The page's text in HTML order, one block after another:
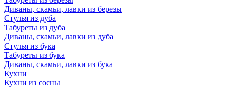
Диваны, скамьи, лавки из березы
Стулья из дуба
Табуреты из дуба
Диваны, скамьи, лавки из дуба
Стулья из бука
Табуреты из бука
Диваны, скамьи, лавки из бука
Кухни
Кухни из сосны